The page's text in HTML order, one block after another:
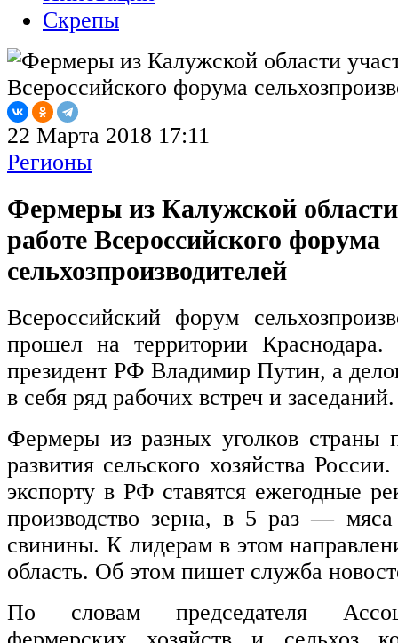
Скрепы
22 Марта 2018 17:11
Регионы
Фермеры из Калужской
работе Всероссийского форума
сельхозпроизводителей
Всероссийский форум
прошел на территории
президент РФ Владимир Путин, а
в себя ряд рабочих встреч и
Фермеры из разных уголков страны
развития сельского хозяйства
экспорту в РФ ставятся ежегодные
производство зерна, в 5 раз —
свинины. К лидерам в этом
область. Об этом пишет служба
По словам председателя